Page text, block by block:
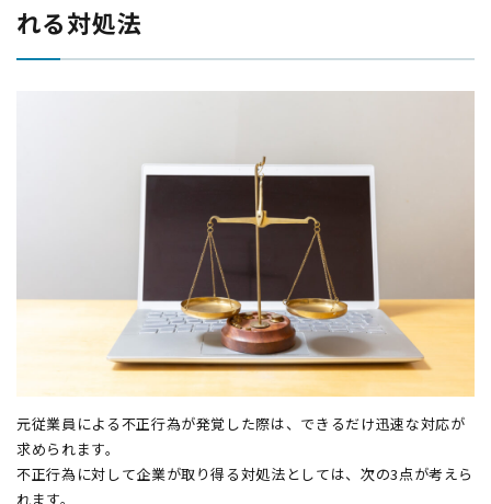
れる対処法
元従業員による不正行為が発覚した際は、できるだけ迅速な対応が
求められます。
不正行為に対して企業が取り得る対処法としては、次の3点が考えら
れます。